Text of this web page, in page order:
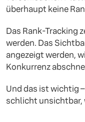
überhaupt keine
Das Rank-Tracking
werden. Das
angezeigt werden,
Konkurrenz
Und das ist wichtig
schlicht unsichtbar,